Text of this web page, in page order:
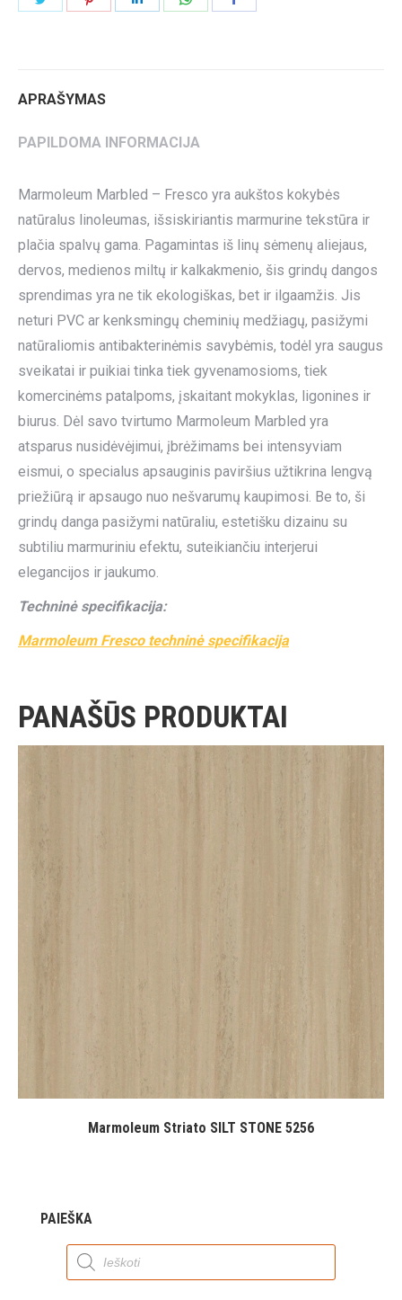
APRAŠYMAS
PAPILDOMA INFORMACIJA
Marmoleum Marbled – Fresco yra aukštos kokybės
natūralus linoleumas, išsiskiriantis marmurine tekstūra ir
plačia spalvų gama. Pagamintas iš linų sėmenų aliejaus,
dervos, medienos miltų ir kalkakmenio, šis grindų dangos
sprendimas yra ne tik ekologiškas, bet ir ilgaamžis. Jis
neturi PVC ar kenksmingų cheminių medžiagų, pasižymi
natūraliomis antibakterinėmis savybėmis, todėl yra saugus
sveikatai ir puikiai tinka tiek gyvenamosioms, tiek
komercinėms patalpoms, įskaitant mokyklas, ligonines ir
biurus. Dėl savo tvirtumo Marmoleum Marbled yra
atsparus nusidėvėjimui, įbrėžimams bei intensyviam
eismui, o specialus apsauginis paviršius užtikrina lengvą
priežiūrą ir apsaugo nuo nešvarumų kaupimosi. Be to, ši
grindų danga pasižymi natūraliu, estetišku dizainu su
subtiliu marmuriniu efektu, suteikiančiu interjerui
elegancijos ir jaukumo.
Techninė specifikacija:
Marmoleum Fresco techninė specifikacija
PANAŠŪS PRODUKTAI
Marmoleum Striato SILT STONE 5256
PAIEŠKA
Products
search